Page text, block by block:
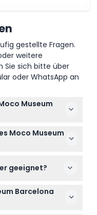
gestellte Fragen.
weitere
Sie sich bitte über
oder WhatsApp an
Museum
online direkt
indem Sie im
Moco Museum
und samstags
– bitte
Buchung).
geeignet?
haben freien
jedoch von
werden,
Barcelona